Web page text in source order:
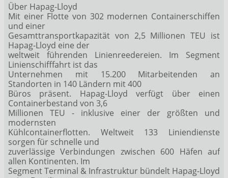
Über Hapag-Lloyd
Mit einer Flotte von 302 modernen Containerschiffen
und einer
Gesamttransportkapazität von 2,5 Millionen TEU ist
Hapag-Lloyd eine der
weltweit führenden Linienreedereien. Im Segment
Linienschifffahrt ist das
Unternehmen mit 15.200 Mitarbeitenden an
Standorten in 140 Ländern mit 400
Büros präsent. Hapag-Lloyd verfügt über einen
Containerbestand von 3,6
Millionen TEU - inklusive einer der größten und
modernsten
Kühlcontainerflotten. Weltweit 133 Liniendienste
sorgen für schnelle und
zuverlässige Verbindungen zwischen 600 Häfen auf
allen Kontinenten. Im
Segment Terminal & Infrastruktur bündelt Hapag-Lloyd